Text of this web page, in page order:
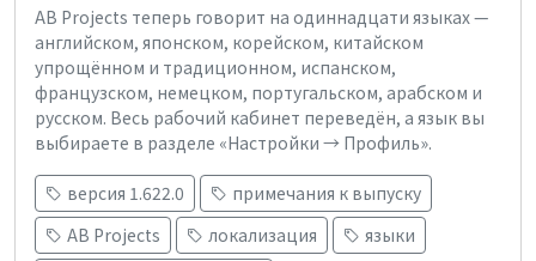
AB Projects теперь говорит на одиннадцати языках —
английском, японском, корейском, китайском
упрощённом и традиционном, испанском,
французском, немецком, португальском, арабском и
русском. Весь рабочий кабинет переведён, а язык вы
выбираете в разделе «Настройки → Профиль».
версия 1.622.0
примечания к выпуску
AB Projects
локализация
языки